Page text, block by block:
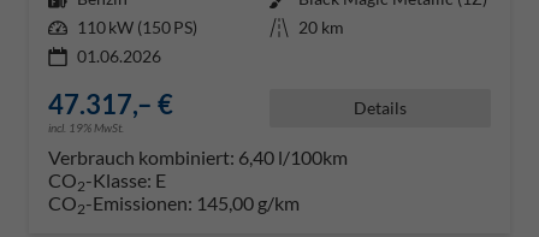
Leistung 110 kW (150 PS) Kilometerstand 20 km
01.06.2026
47.317,– €
incl. 19% MwSt.
Details
Verbrauch kombiniert: 6,40 l/100km
CO2-Klasse: E
CO2-Emissionen: 145,00 g/km